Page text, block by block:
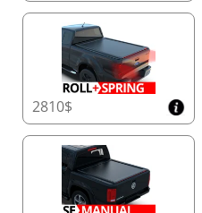
2810$